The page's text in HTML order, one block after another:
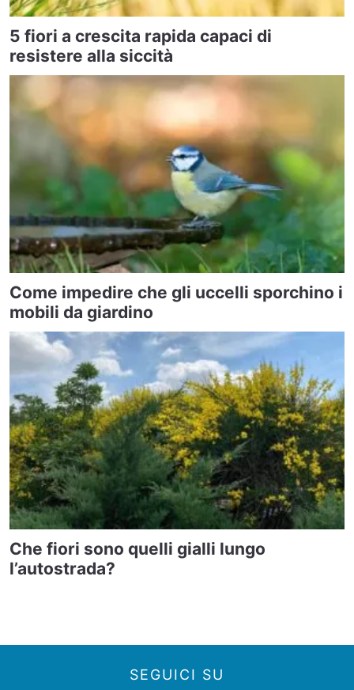
5 fiori a crescita rapida capaci di
resistere alla siccità
Come impedire che gli uccelli sporchino i
mobili da giardino
Che fiori sono quelli gialli lungo
l’autostrada?
SEGUICI SU